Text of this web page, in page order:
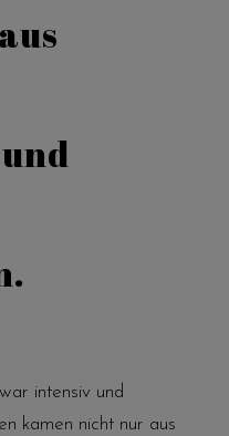
intensiv und
kamen nicht nur aus